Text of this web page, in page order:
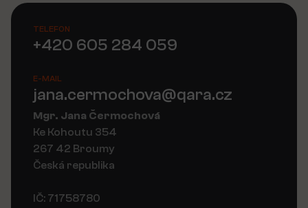
TELEFON
+420 605 284 059
E-MAIL
jana.cermochova@qara.cz
Mgr. Jana Čermochová
Ke Kohoutu 354
267 42 Broumy
Česká republika
IČ: 71758780